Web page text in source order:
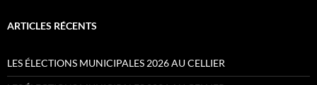
ARTICLES RÉCENTS
LES ÉLECTIONS MUNICIPALES 2026 AU CELLIER